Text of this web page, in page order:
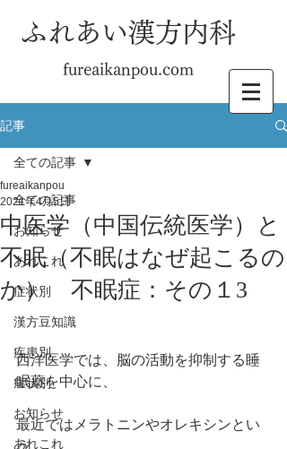
ふれあい漢方内科
fureaikanpou.com
記事
全ての記事
お知らせ
あれこれ
症状別
漢方豆知識
疾患別
症状別
お知らせ
あれこれ
全ての記事
中医学（中国伝統医学）と
不眠（不眠はなぜ起こるの
か） 不眠症：その１3
fureaikanpou
2021年4月5日
西洋医学では、脳の活動を抑制する睡
眠薬を中心に、
最近ではメラトニンやオレキシンとい
う